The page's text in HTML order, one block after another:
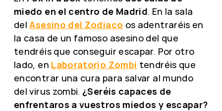
miedo en el centro de Madrid. En la sala
delAsesino del Zodiaco os adentraréis en
la casa de un famoso asesino del que
tendréis que conseguir escapar. Por otro
lado, en Laboratorio Zombi tendréis que
encontrar una cura para salvar al mundo
del virus zombi. ¿Seréis capaces de
enfrentaros a vuestros miedos y escapar?